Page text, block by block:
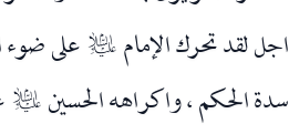
اجل لقد تحرك الإمام عليه‌السلام على ضوء
سدة الحكم ، واكراهه الحسين عليه‌السلام